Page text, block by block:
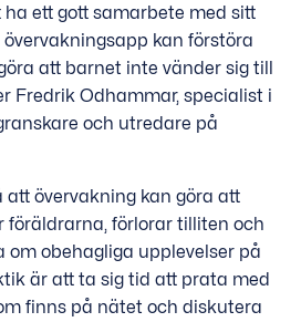
ett gott samarbete med sitt
kan förstöra
att barnet inte vänder sig till
Fredrik Odhammar, specialist i
och utredare på
att övervakning kan göra att
föräldrarna, förlorar tilliten och
obehagliga upplevelser på
är att ta sig tid att prata med
finns på nätet och diskutera